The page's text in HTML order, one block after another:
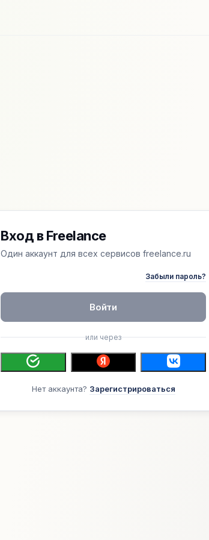
Вход в Freelance
Один аккаунт для всех сервисов freelance.ru
Забыли пароль?
Войти
или через
Нет аккаунта? Зарегистрироваться